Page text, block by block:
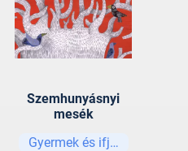
Szemhunyásnyi
mesék
Gyermek és ifjúsági